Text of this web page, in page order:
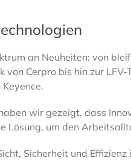
an Neuheiten: von
Cerpro bis hin zur
wir gezeigt, dass
Lösung, um den
Sicherheit und